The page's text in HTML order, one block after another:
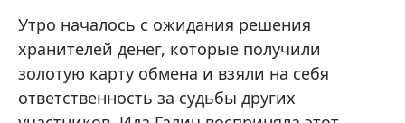
Утро началось с ожидания решения
хранителей денег, которые получили
золотую карту обмена и взяли на себя
ответственность за судьбы других